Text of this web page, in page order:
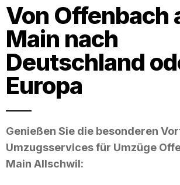
Von Offenbach
Main nach
Deutschland
Europa
Genießen Sie die besonderen
Umzugsservices für Umzüge
Main Allschwil: